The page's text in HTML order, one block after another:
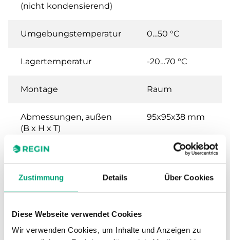
Zustimmung Details Über Cookies
Diese Webseite verwendet Cookies
Wir verwenden Cookies, um Inhalte und Anzeigen zu
(nicht kondensierend)
Umgebungstemperatur 0…50 °C
Lagertemperatur -20…70 °C
Montage Raum
Abmessungen, außen
(B x H x T)
95x95x38 mm
Verpackung
Analogeingänge (AI)
PT1000,
Kondensationseingänge Digital input